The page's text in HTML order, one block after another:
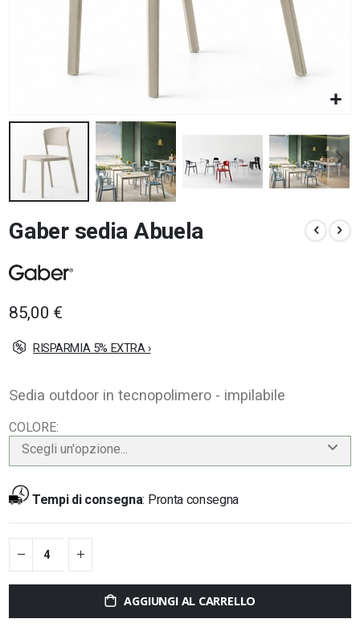
all'inizio
della
di
Gaber sedia Abuela
85,00 €
RISPARMIA 5% EXTRA ›
Sedia outdoor in tecnopolimero - impilabile
COLORE
Scegli un'opzione...
Tempi di consegna: Pronta consegna
AGGIUNGI AL CARRELLO